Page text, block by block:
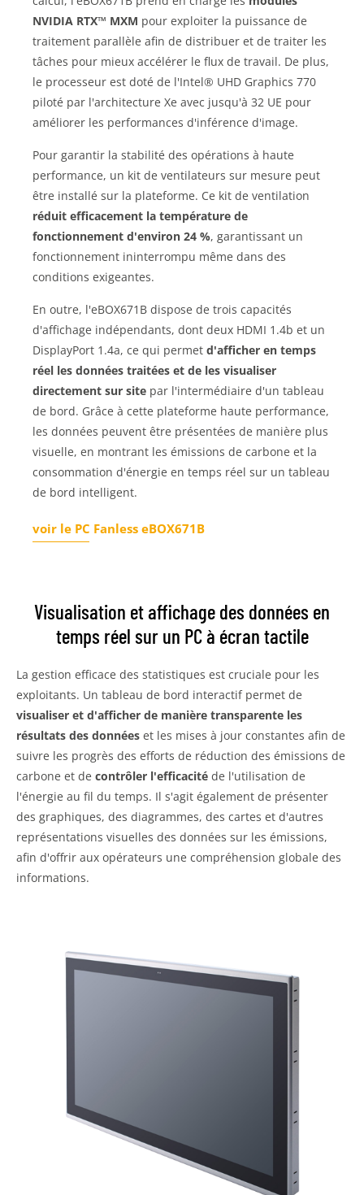
NVIDIA RTX™ MXM pour exploiter la puissance de
traitement parallèle afin de distribuer et de traiter les
tâches pour mieux accélérer le flux de travail. De plus,
le processeur est doté de l'Intel® UHD Graphics 770
piloté par l'architecture Xe avec jusqu'à 32 UE pour
améliorer les performances d'inférence d'image.
Pour garantir la stabilité des opérations à haute
performance, un kit de ventilateurs sur mesure peut
être installé sur la plateforme. Ce kit de ventilation
réduit efficacement la température de
fonctionnement d'environ 24 %, garantissant un
fonctionnement ininterrompu même dans des
conditions exigeantes.
En outre, l'eBOX671B dispose de trois capacités
d'affichage indépendants, dont deux HDMI 1.4b et un
DisplayPort 1.4a, ce qui permet d'afficher en temps
réel les données traitées et de les visualiser
directement sur site par l'intermédiaire d'un tableau
de bord. Grâce à cette plateforme haute performance,
les données peuvent être présentées de manière plus
visuelle, en montrant les émissions de carbone et la
consommation d'énergie en temps réel sur un tableau
de bord intelligent.
voir le PC Fanless eBOX671B
Visualisation et affichage des données en
temps réel sur un PC à écran tactile
La gestion efficace des statistiques est cruciale pour les
exploitants. Un tableau de bord interactif permet de
visualiser et d'afficher de manière transparente les
résultats des données et les mises à jour constantes afin de
suivre les progrès des efforts de réduction des émissions de
carbone et de contrôler l'efficacité de l'utilisation de
l'énergie au fil du temps. Il s'agit également de présenter
des graphiques, des diagrammes, des cartes et d'autres
représentations visuelles des données sur les émissions,
afin d'offrir aux opérateurs une compréhension globale des
informations.